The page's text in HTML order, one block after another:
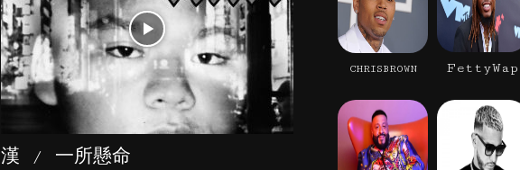
漢 / 一所懸命
CHRISBROWN FettyWap